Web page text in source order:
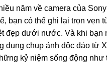
năm về camera của
bạn có thể ghi lại trọn vẹn
đẹp dưới nước. Và khi bạn
dụng chụp ảnh độc đáo từ
kỷ niệm sống động như